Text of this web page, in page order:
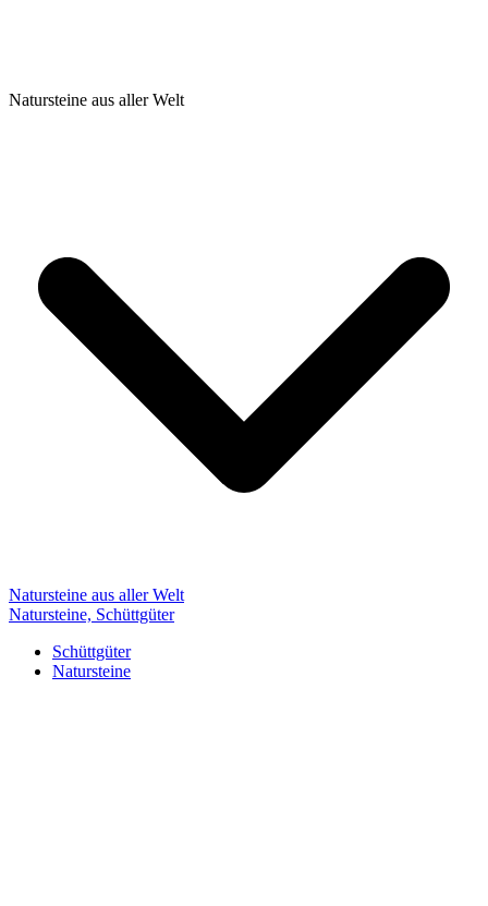
Natursteine aus aller Welt
Natursteine aus aller Welt
Natursteine, Schüttgüter
Schüttgüter
Natursteine